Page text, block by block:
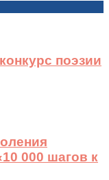
поэзии
000 шагов к